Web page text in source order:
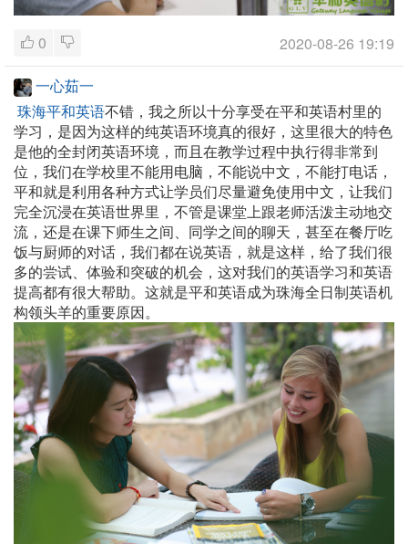
0
2020-08-26 19:19
一心茹一
珠海平和英语不错，我之所以十分享受在平和英语村里的
学习，是因为这样的纯英语环境真的很好，这里很大的特色
是他的全封闭英语环境，而且在教学过程中执行得非常到
位，我们在学校里不能用电脑，不能说中文，不能打电话，
平和就是利用各种方式让学员们尽量避免使用中文，让我们
完全沉浸在英语世界里，不管是课堂上跟老师活泼主动地交
流，还是在课下师生之间、同学之间的聊天，甚至在餐厅吃
饭与厨师的对话，我们都在说英语，就是这样，给了我们很
多的尝试、体验和突破的机会，这对我们的英语学习和英语
提高都有很大帮助。这就是平和英语成为珠海全日制英语机
构领头羊的重要原因。